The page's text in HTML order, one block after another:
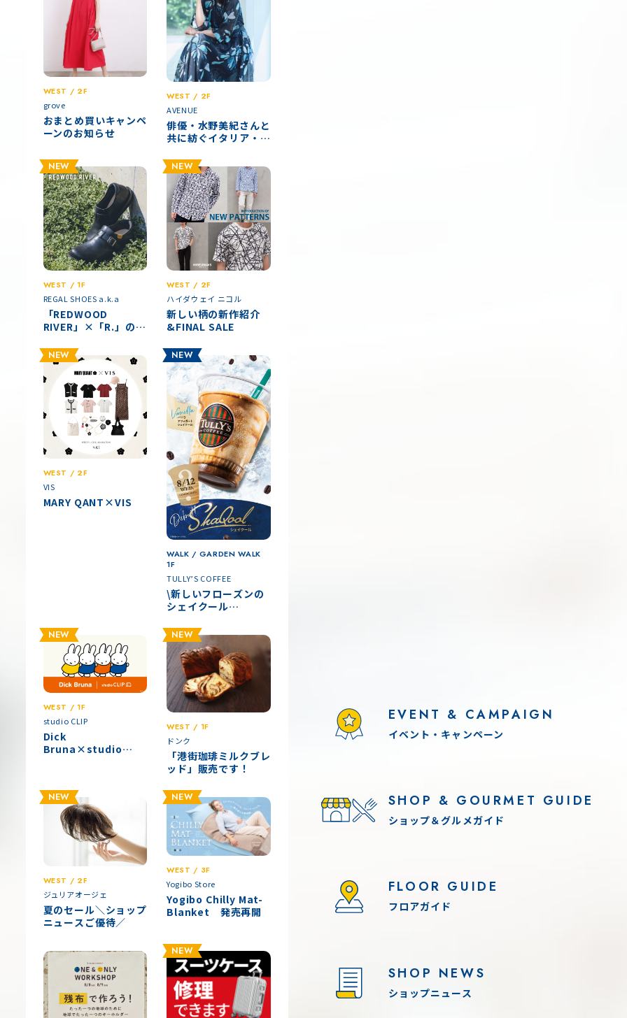
WEST / 2F
grove
おまとめ買いキャンペ
ーンのお知らせ
WEST / 2F
AVENUE
俳優・水野美紀さんと
共に紡ぐイタリア・ア
NEW
WEST / 1F
REGAL SHOES a.k.a
「REDWOOD
RIVER」×「R.」の
す✨
NEW
WEST / 2F
ハイダウェイ ニコル
新しい柄の新作紹介
&FINAL SALE
NEW
WEST / 2F
VIS
MARY QANT×VIS
NEW
WALK / GARDEN WALK
1F
TULLY’S COFFEE
\新しいフローズンの
シェイクール
ー！！/
NEW
WEST / 1F
studio CLIP
Dick
Bruna×studio
NEW
WEST / 1F
ドンク
「港街珈琲ミルクブレ
ッド」販売です！
NEW
WEST / 2F
ジュリアオージェ
夏のセール＼ショップ
ニュースご優待／
NEW
WEST / 3F
Yogibo Store
Yogibo Chilly Mat-
Blanket 発売再開
NEW
EVENT & CAMPAIGN
イベント・キャンペーン
SHOP & GOURMET GUIDE
ショップ＆グルメガイド
FLOOR GUIDE
フロアガイド
SHOP NEWS
ショップニュース